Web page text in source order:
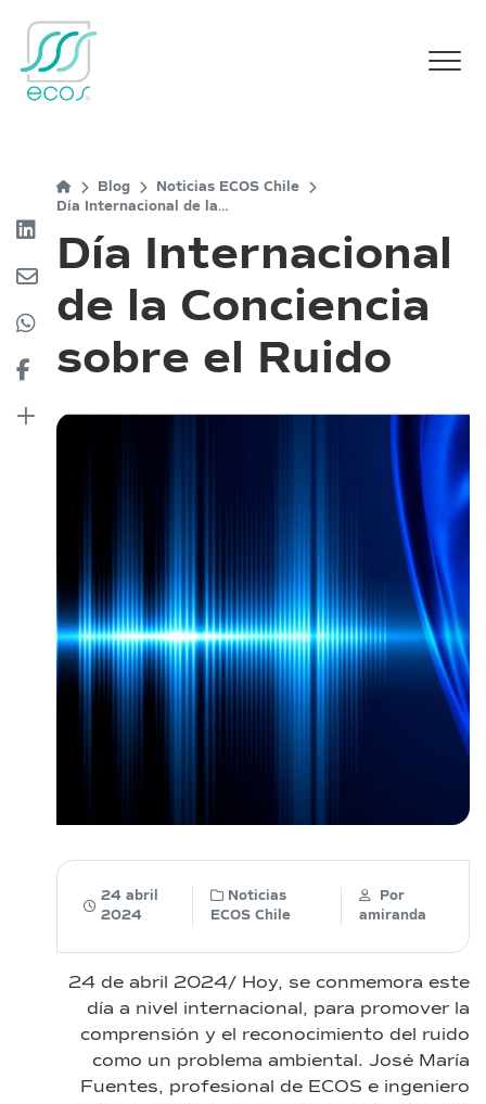
Blog
Noticias ECOS Chile
Día Internacional de la
Día Internacional
de la Conciencia
sobre el Ruido
24 abril
2024
Noticias
ECOS Chile
Por
amiranda
24 de abril 2024/ Hoy, se conmemora este
día a nivel internacional, para promover la
comprensión y el reconocimiento del ruido
como un problema ambiental. José María
Fuentes, profesional de ECOS e ingeniero